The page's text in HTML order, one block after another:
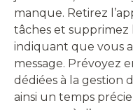
manque. Retirez
tâches et supprimez
indiquant que vous
message. Prévoyez
dédiées à la gestion
ainsi un temps